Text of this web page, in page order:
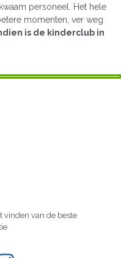
personeel. Het hele
momenten, ver weg
is de kinderclub in
vinden van de beste